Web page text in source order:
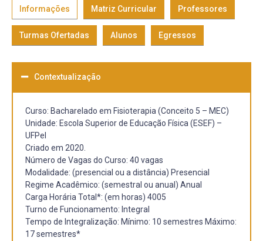
Informações Matriz Curricular Professores
Turmas Ofertadas Alunos Egressos
Contextualização
Curso: Bacharelado em Fisioterapia (Conceito 5 – MEC)
Unidade: Escola Superior de Educação Física (ESEF) –
UFPel
Criado em 2020.
Número de Vagas do Curso: 40 vagas
Modalidade: (presencial ou a distância) Presencial
Regime Acadêmico: (semestral ou anual) Anual
Carga Horária Total*: (em horas) 4005
Turno de Funcionamento: Integral
Tempo de Integralização: Mínimo: 10 semestres Máximo:
17 semestres*